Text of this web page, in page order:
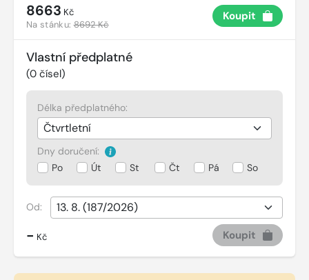
8663 Kč
Na stánku:8692 Kč
Koupit
Vlastní předplatné
(0 čísel)
Délka předplatného:
Dny doručení:
Po
Út St Čt Pá So
Od:
- Kč Koupit